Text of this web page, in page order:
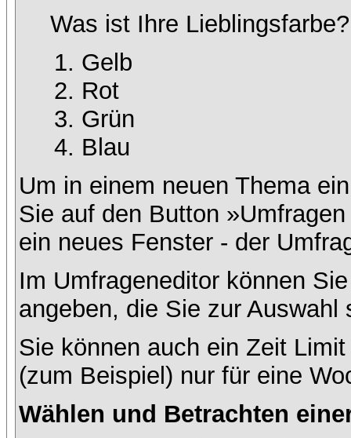
Was ist Ihre Lieblingsfarbe?
Gelb
Rot
Grün
Blau
Um in einem neuen Thema
Sie auf den Button
ein neues Fenster - der
Im Umfrageneditor können
angeben, die Sie zur Auswahl
Sie können auch ein Zeit
(zum Beispiel) nur für eine
Wählen und Betrachten